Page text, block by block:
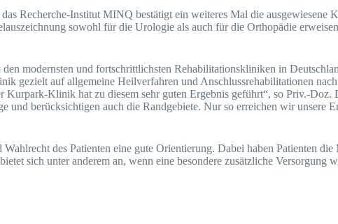
Recherche-Institut MINQ bestätigt ein weiteres Mal die ausgewiesene
sowohl für die Urologie als auch für die Orthopädie
modernsten und fortschrittlichsten Rehabilitationskliniken in
gezielt auf allgemeine Heilverfahren und Anschlussrehabilitationen
Kurpark-Klinik hat zu diesem sehr guten Ergebnis geführt“, so Priv.-
und berücksichtigen auch die Randgebiete. Nur so erreichen wir
des Patienten eine gute Orientierung. Dabei haben Patienten
sich unter anderem an, wenn eine besondere zusätzliche